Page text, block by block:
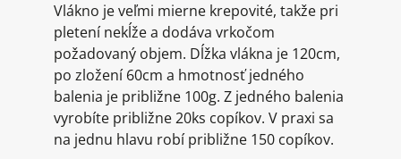
Vlákno je veľmi mierne krepovité, takže pri
pletení nekĺže a dodáva vrkočom
požadovaný objem. Dĺžka vlákna je 120cm,
po zložení 60cm a hmotnosť jedného
balenia je približne 100g. Z jedného balenia
vyrobíte približne 20ks copíkov. V praxi sa
na jednu hlavu robí približne 150 copíkov.